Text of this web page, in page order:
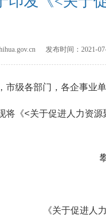
发布时间： 2021-
市级各部门，各企事业
《<关于促进人力资源
攀
《关于促进人力